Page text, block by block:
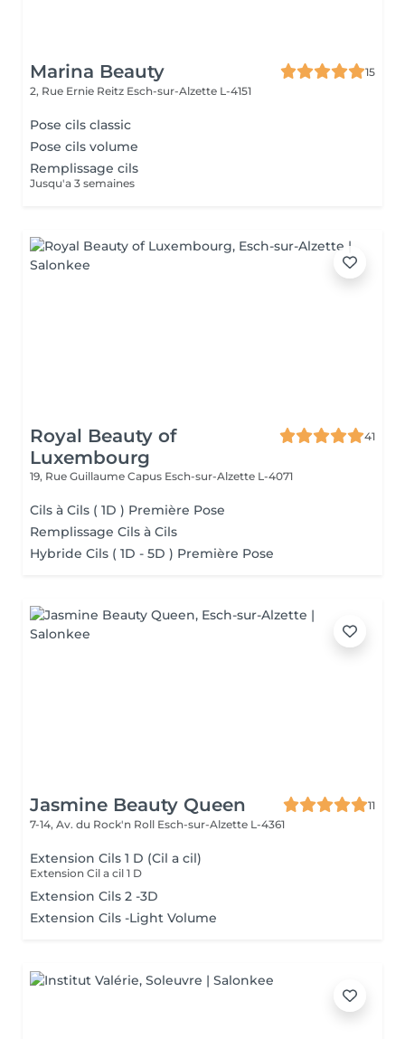
Marina Beauty
15
2, Rue Ernie Reitz Esch-sur-Alzette L-4151
Pose cils classic
Pose cils volume
Remplissage cils
Jusqu'a 3 semaines
Royal Beauty of
Luxembourg
41
19, Rue Guillaume Capus Esch-sur-Alzette L-4071
Cils à Cils ( 1D ) Première Pose
Remplissage Cils à Cils
Hybride Cils ( 1D - 5D ) Première Pose
Jasmine Beauty Queen
11
7-14, Av. du Rock'n Roll Esch-sur-Alzette L-4361
Extension Cils 1 D (Cil a cil)
Extension Cil a cil 1 D
Extension Cils 2 -3D
Extension Cils -Light Volume